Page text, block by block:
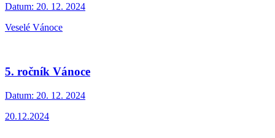
Datum: 20. 12. 2024
Veselé Vánoce
5. ročník Vánoce
Datum: 20. 12. 2024
20.12.2024